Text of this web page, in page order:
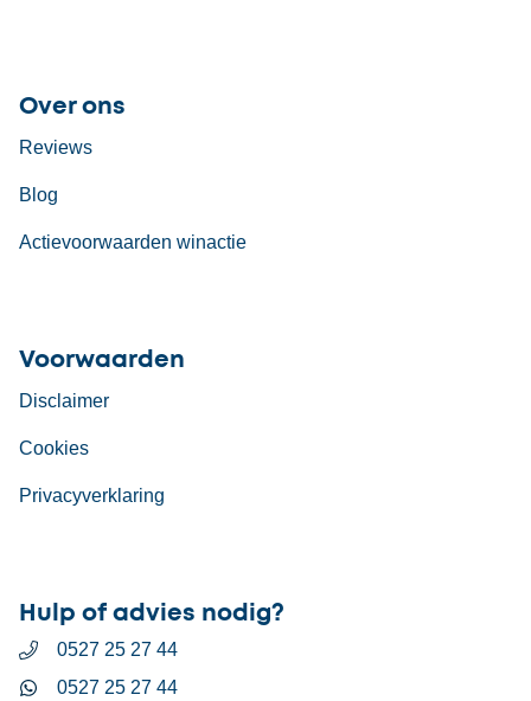
Over ons
Reviews
Blog
Actievoorwaarden winactie
Voorwaarden
Disclaimer
Cookies
Privacyverklaring
Hulp of advies nodig?
0527 25 27 44
0527 25 27 44